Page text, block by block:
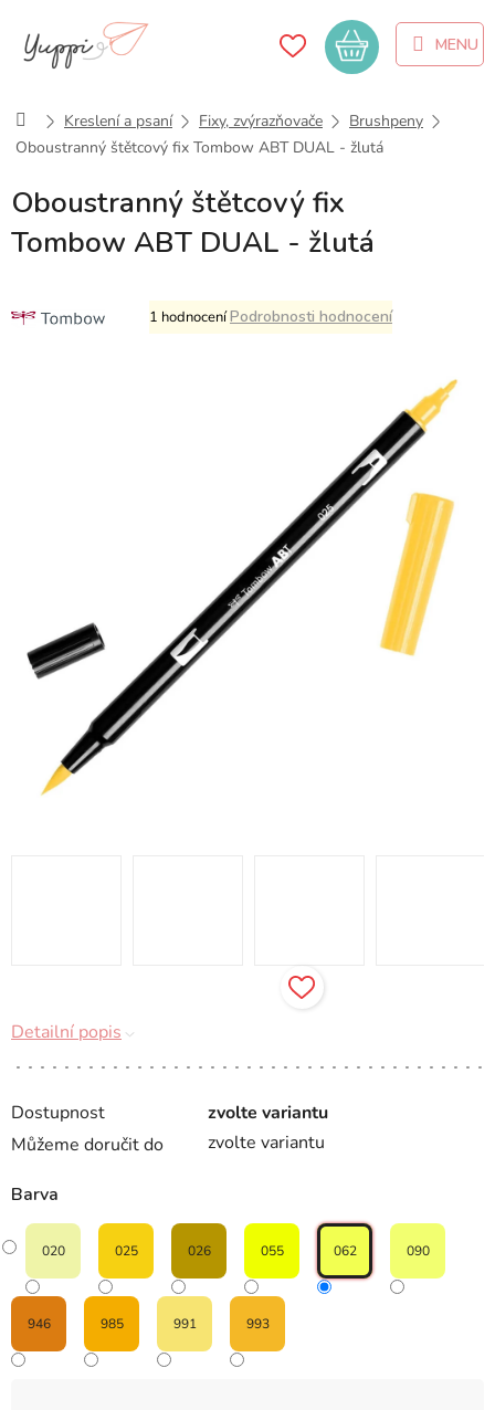
obsah
Nákupní
košík
DomůKreslení a psaní Fixy, zvýrazňovače
Brushpeny
Oboustranný štětcový fix Tombow ABT DUAL - žlutá
Oboustranný štětcový fix
Tombow ABT DUAL - žlutá
Průměrné
hodnocení
1 hodnoceníPodrobnosti hodnocení
Dostupnost
zvolte variantu
Můžeme doručit do
zvolte variantu
Barva
020 025 026 055 062 090
946 985 991 993
Detailní popis